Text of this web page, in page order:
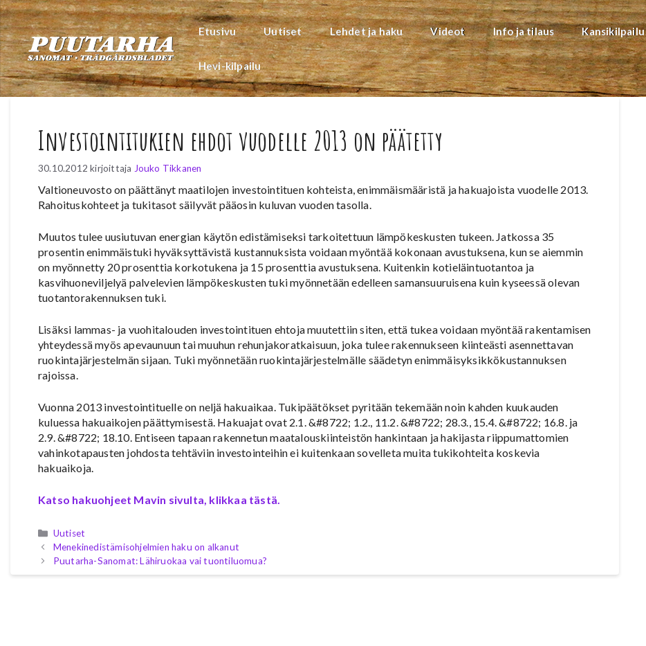
Siirry
sisältöön
Etusivu Uutiset Lehdet ja haku Videot Info ja tilaus Kansikilpailu
Hevi-kilpailu
Investointitukien ehdot vuodelle 2013 on päätetty
30.10.2012 kirjoittaja Jouko Tikkanen
Valtioneuvosto on päättänyt maatilojen investointituen kohteista, enimmäismääristä ja hakuajoista vuodelle 2013.
Rahoituskohteet ja tukitasot säilyvät pääosin kuluvan vuoden tasolla.
Muutos tulee uusiutuvan energian käytön edistämiseksi tarkoitettuun lämpökeskusten tukeen. Jatkossa 35
prosentin enimmäistuki hyväksyttävistä kustannuksista voidaan myöntää kokonaan avustuksena, kun se aiemmin
on myönnetty 20 prosenttia korkotukena ja 15 prosenttia avustuksena. Kuitenkin kotieläintuotantoa ja
kasvihuoneviljelyä palvelevien lämpökeskusten tuki myönnetään edelleen samansuuruisena kuin kyseessä olevan
tuotantorakennuksen tuki.
Lisäksi lammas- ja vuohitalouden investointituen ehtoja muutettiin siten, että tukea voidaan myöntää rakentamisen
yhteydessä myös apevaunuun tai muuhun rehunjakoratkaisuun, joka tulee rakennukseen kiinteästi asennettavan
ruokintajärjestelmän sijaan. Tuki myönnetään ruokintajärjestelmälle säädetyn enimmäisyksikkökustannuksen
rajoissa.
Vuonna 2013 investointituelle on neljä hakuaikaa. Tukipäätökset pyritään tekemään noin kahden kuukauden
kuluessa hakuaikojen päättymisestä. Hakuajat ovat 2.1. &#8722; 1.2., 11.2. &#8722; 28.3., 15.4. &#8722; 16.8. ja
2.9. &#8722; 18.10. Entiseen tapaan rakennetun maatalouskiinteistön hankintaan ja hakijasta riippumattomien
vahinkotapausten johdosta tehtäviin investointeihin ei kuitenkaan sovelleta muita tukikohteita koskevia
hakuaikoja.
Katso hakuohjeet Mavin sivulta, klikkaa tästä.
Kategoriat
Uutiset
Menekinedistämisohjelmien haku on alkanut
Puutarha-Sanomat: Lähiruokaa vai tuontiluomua?